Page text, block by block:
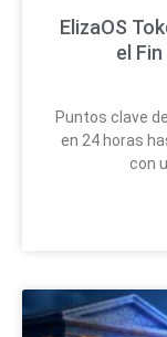
ElizaOS
el
Puntos clave
en 24 horas
con